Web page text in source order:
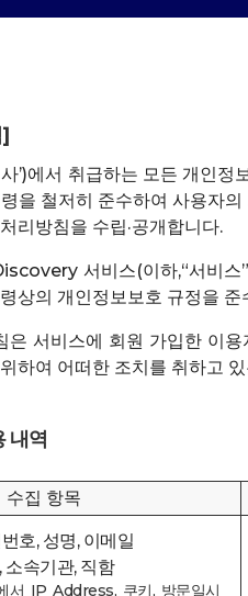
’)에서 취급하는 모든 개인
을 철저히 준수하여 사용자
리방침을 수립·공개합니다.
서비스(이하,“서비스
상의 개인정보보호 규정을
은 서비스에 회원 가입한 이
하여 어떠한 조치를 취하고
내역
수집 항목
호, 성명, 이메일
소속기관, 직함
서 IP Address, 쿠키, 방문일시